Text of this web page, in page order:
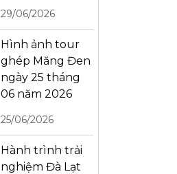
29/06/2026
Hình ảnh tour
ghép Măng Đen
ngày 25 tháng
06 năm 2026
25/06/2026
Hành trình trải
nghiệm Đà Lạt